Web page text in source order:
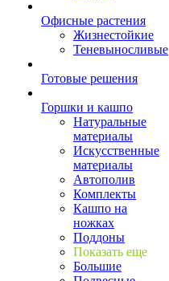
Офисные растения
Жизнестойкие
Теневыносливые
Готовые решения
Горшки и кашпо
Натуральные
материалы
Искусственные
материалы
Автополив
Комплекты
Кашпо на
ножках
Поддоны
Показать еще
Большие